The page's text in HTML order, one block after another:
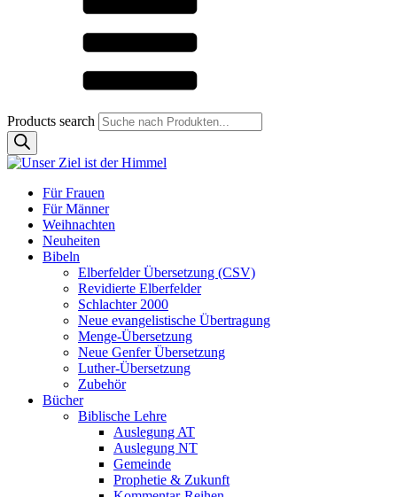
Products search
Für Frauen
Für Männer
Weihnachten
Neuheiten
Bibeln
Elberfelder Übersetzung (CSV)
Revidierte Elberfelder
Schlachter 2000
Neue evangelistische Übertragung
Menge-Übersetzung
Neue Genfer Übersetzung
Luther-Übersetzung
Zubehör
Bücher
Biblische Lehre
Auslegung AT
Auslegung NT
Gemeinde
Prophetie & Zukunft